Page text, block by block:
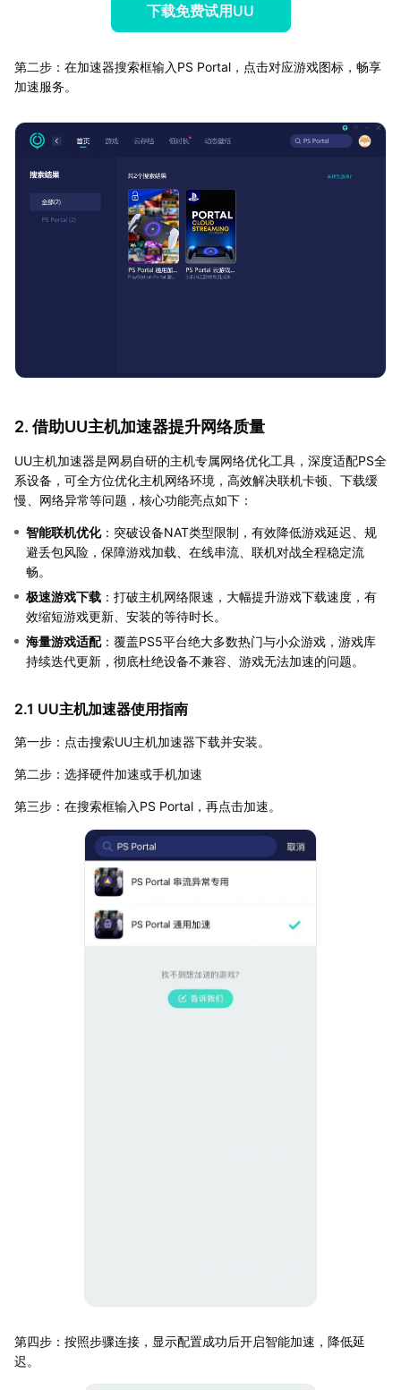
下载免费试用UU
第二步：在加速器搜索框输入PS Portal，点击对应游戏图标，畅享
加速服务。
2. 借助UU主机加速器提升网络质量
UU主机加速器是网易自研的主机专属网络优化工具，深度适配PS全
系设备，可全方位优化主机网络环境，高效解决联机卡顿、下载缓
慢、网络异常等问题，核心功能亮点如下：
智能联机优化：突破设备NAT类型限制，有效降低游戏延迟、规
避丢包风险，保障游戏加载、在线串流、联机对战全程稳定流
畅。
极速游戏下载 ：打破主机网络限速，大幅提升游戏下载速度，有
效缩短游戏更新、安装的等待时长。
海量游戏适配：覆盖PS5平台绝大多数热门与小众游戏，游戏库
持续迭代更新，彻底杜绝设备不兼容、游戏无法加速的问题。
2.1 UU主机加速器使用指南
第一步：点击搜索UU主机加速器下载并安装。
第二步：选择硬件加速或手机加速
第三步：在搜索框输入PS Portal，再点击加速。
第四步：按照步骤连接，显示配置成功后开启智能加速，降低延
迟。